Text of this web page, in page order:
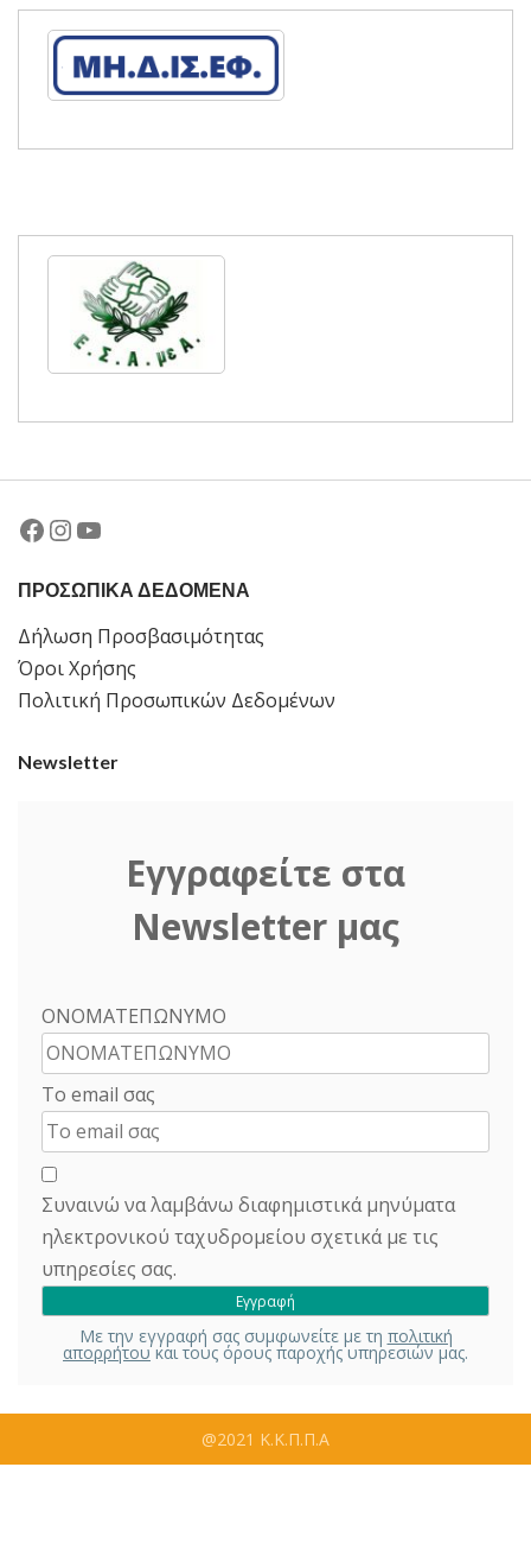
Facebook
Instagram
YouTube
ΠΡΟΣΩΠΙΚΑ ΔΕΔΟΜΕΝΑ
Δήλωση Προσβασιμότητας
Όροι Χρήσης
Πολιτική Προσωπικών Δεδομένων
Newsletter
Εγγραφείτε στα
Newsletter μας
ΟΝΟΜΑΤΕΠΩΝΥΜΟ
Το email σας
Συναινώ να λαμβάνω διαφημιστικά μηνύματα
ηλεκτρονικού ταχυδρομείου σχετικά με τις
υπηρεσίες σας.
Με την εγγραφή σας συμφωνείτε με τη πολιτική
απορρήτουκαι τους όρους παροχής υπηρεσιών μας.
@2021 Κ.Κ.Π.Π.Α